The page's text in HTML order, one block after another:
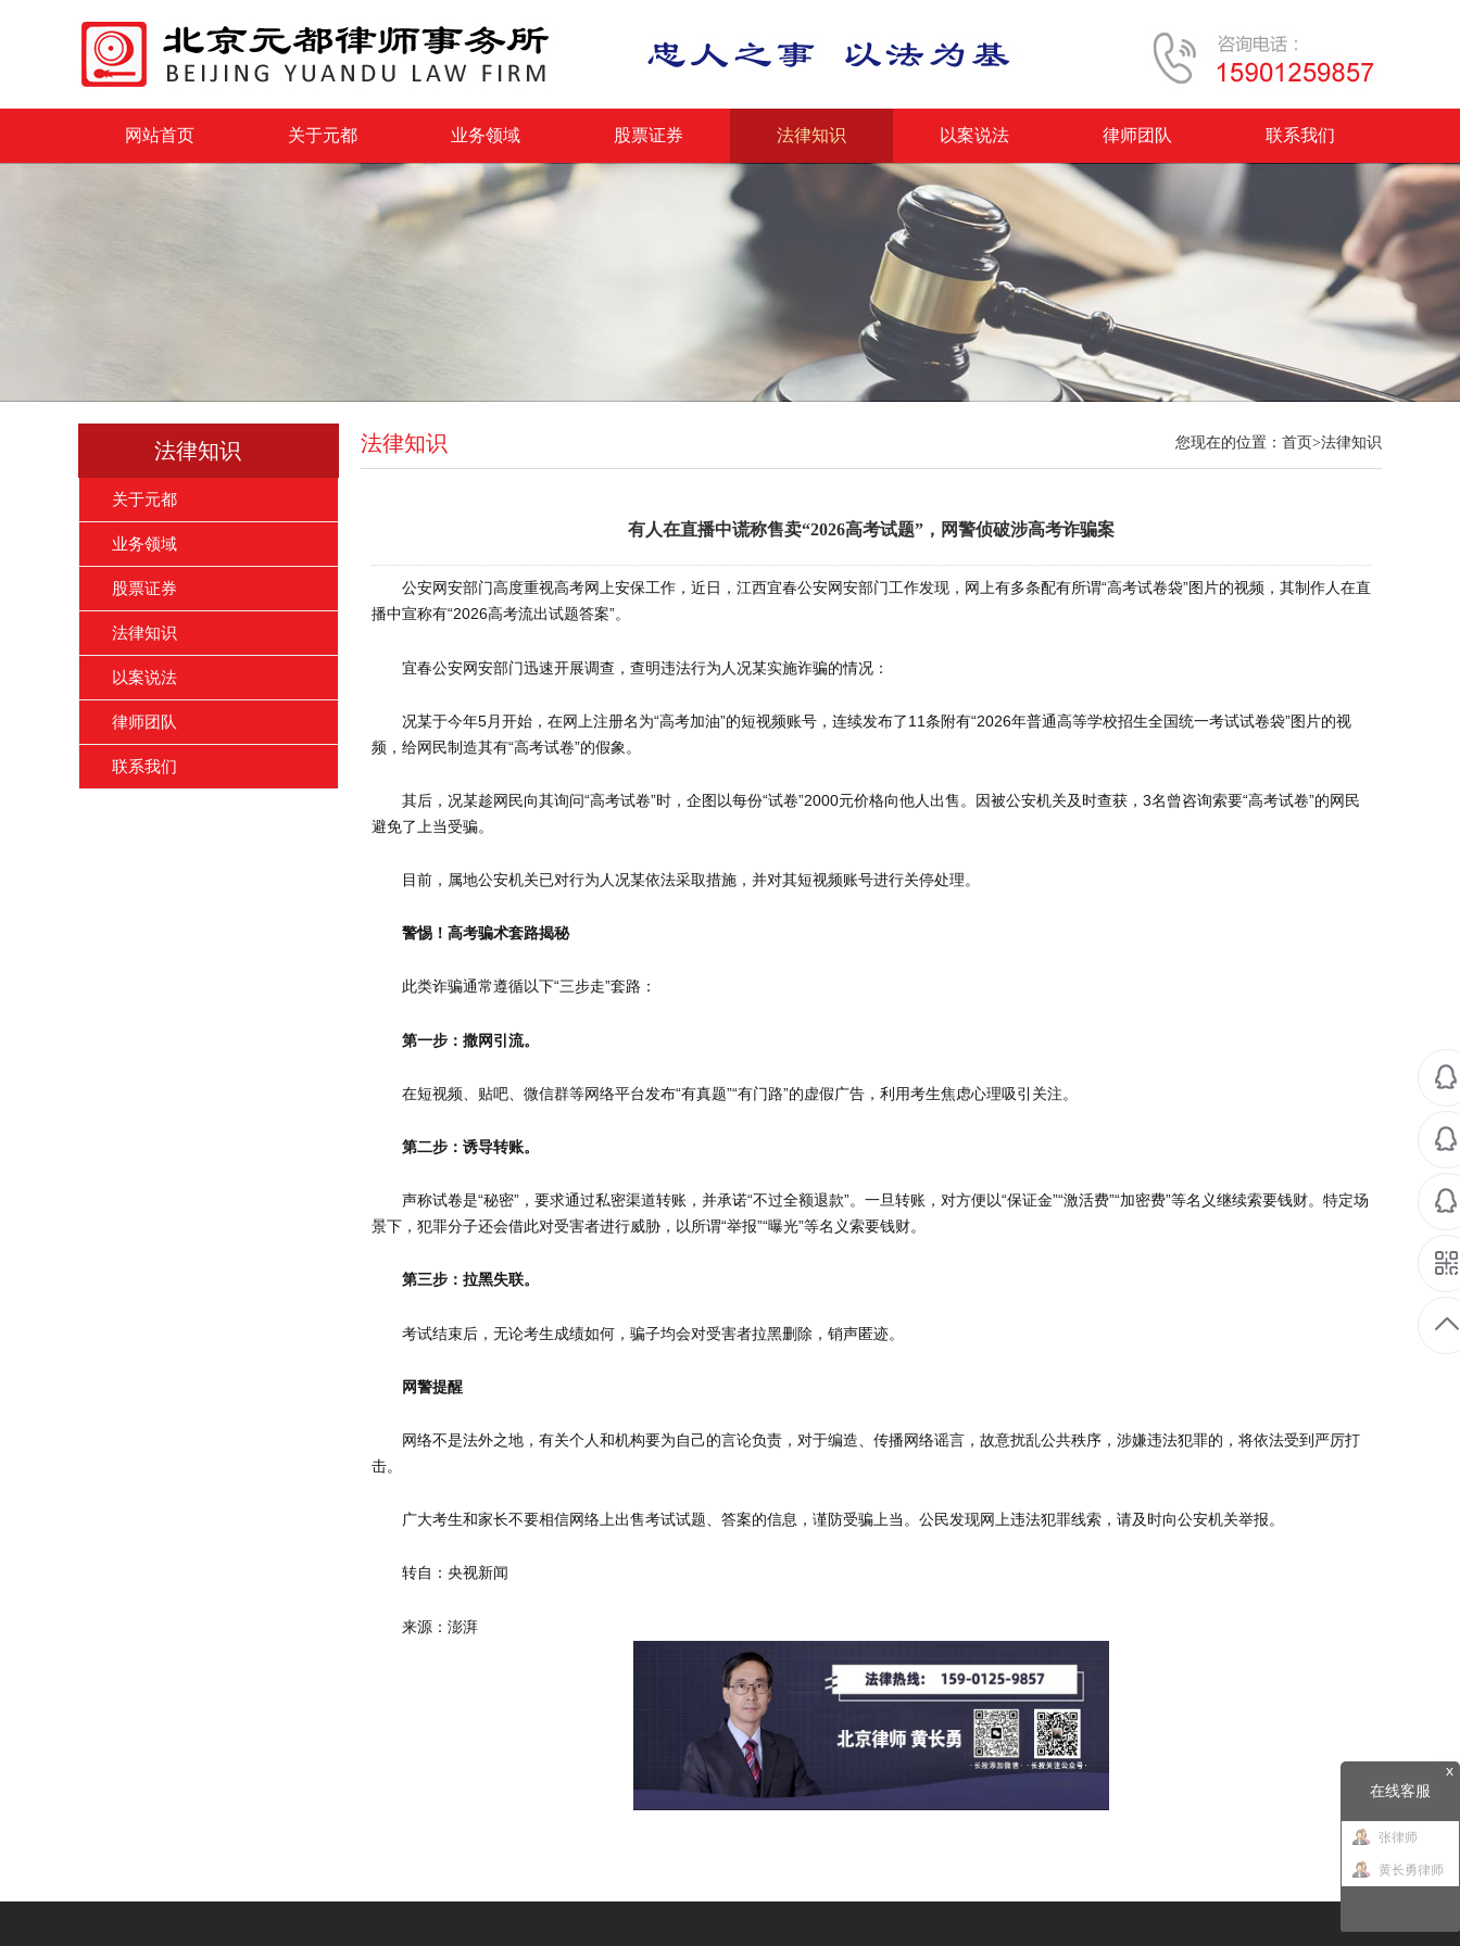
在线客服
x
张律师
黄长勇律师
网站首页 关于元都 业务领域 股票证券 法律知识 以案说法 律师团队 联系我们
法律知识
关于元都
业务领域
股票证券
法律知识
以案说法
律师团队
联系我们
法律知识 您现在的位置： 首页>法律知识
有人在直播中谎称售卖“2026高考试题”，网警侦破涉高考诈骗案
公安网安部门高度重视高考网上安保工作，近日，江西宜春公安网安部门工作发现，网上有多条配有所谓“高考试卷袋”图片的视频，其制作人在直
播中宣称有“2026高考流出试题答案”。
宜春公安网安部门迅速开展调查，查明违法行为人况某实施诈骗的情况：
况某于今年5月开始，在网上注册名为“高考加油”的短视频账号，连续发布了11条附有“2026年普通高等学校招生全国统一考试试卷袋”图片的视
频，给网民制造其有“高考试卷”的假象。
其后，况某趁网民向其询问“高考试卷”时，企图以每份“试卷”2000元价格向他人出售。因被公安机关及时查获，3名曾咨询索要“高考试卷”的网民
避免了上当受骗。
目前，属地公安机关已对行为人况某依法采取措施，并对其短视频账号进行关停处理。
警惕！高考骗术套路揭秘
此类诈骗通常遵循以下“三步走”套路：
第一步：撒网引流。
在短视频、贴吧、微信群等网络平台发布“有真题”“有门路”的虚假广告，利用考生焦虑心理吸引关注。
第二步：诱导转账。
声称试卷是“秘密”，要求通过私密渠道转账，并承诺“不过全额退款”。一旦转账，对方便以“保证金”“激活费”“加密费”等名义继续索要钱财。特定场
景下，犯罪分子还会借此对受害者进行威胁，以所谓“举报”“曝光”等名义索要钱财。
第三步：拉黑失联。
考试结束后，无论考生成绩如何，骗子均会对受害者拉黑删除，销声匿迹。
网警提醒
网络不是法外之地，有关个人和机构要为自己的言论负责，对于编造、传播网络谣言，故意扰乱公共秩序，涉嫌违法犯罪的，将依法受到严厉打
击。
广大考生和家长不要相信网络上出售考试试题、答案的信息，谨防受骗上当。公民发现网上违法犯罪线索，请及时向公安机关举报。
转自：央视新闻
来源：澎湃